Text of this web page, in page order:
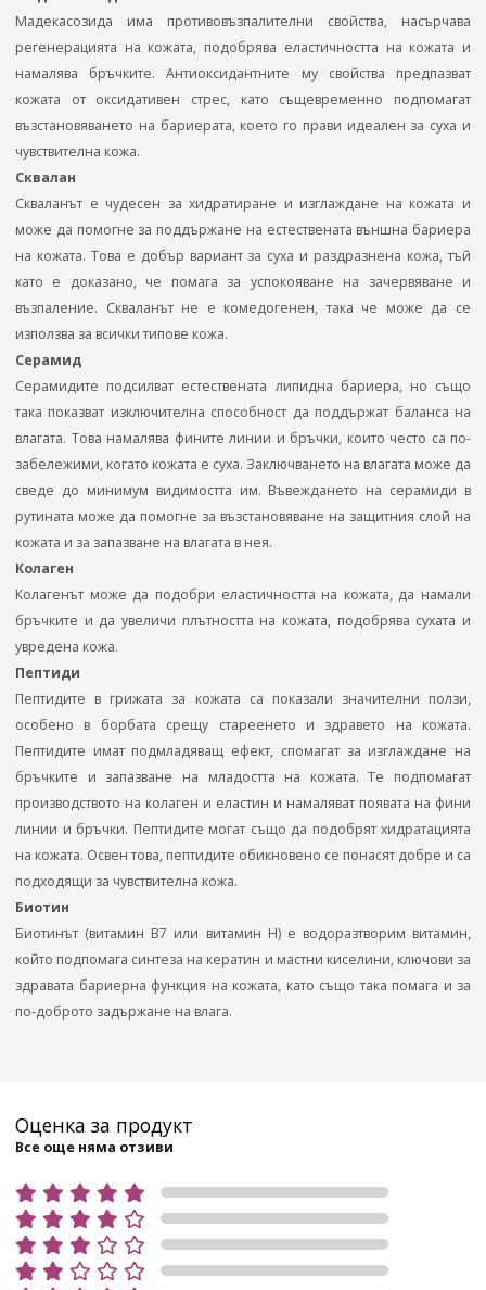
Мадекасозида има противовъзпалителни свойства, насърчава
регенерацията на кожата, подобрява еластичността на кожата и
намалява бръчките. Антиоксидантните му свойства предпазват
кожата от оксидативен стрес, като същевременно подпомагат
възстановяването на бариерата, което го прави идеален за суха и
чувствителна кожа.
Сквалан
Скваланът е чудесен за хидратиране и изглаждане на кожата и
може да помогне за поддържане на естествената външна бариера
на кожата. Това е добър вариант за суха и раздразнена кожа, тъй
като е доказано, че помага за успокояване на зачервяване и
възпаление. Скваланът не е комедогенен, така че може да се
използва за всички типове кожа.
Серамид
Серамидите подсилват естествената липидна бариера, но също
така показват изключителна способност да поддържат баланса на
влагата. Това намалява фините линии и бръчки, които често са по-
забележими, когато кожата е суха. Заключването на влагата може да
сведе до минимум видимостта им. Въвеждането на серамиди в
рутината може да помогне за възстановяване на защитния слой на
кожата и за запазване на влагата в нея.
Колаген
Колагенът може да подобри еластичността на кожата, да намали
бръчките и да увеличи плътността на кожата, подобрява сухата и
увредена кожа.
Пептиди
Пептидите в грижата за кожата са показали значителни ползи,
особено в борбата срещу стареенето и здравето на кожата.
Пептидите имат подмладяващ ефект, спомагат за изглаждане на
бръчките и запазване на младостта на кожата. Те подпомагат
производството на колаген и еластин и намаляват появата на фини
линии и бръчки. Пептидите могат също да подобрят хидратацията
на кожата. Освен това, пептидите обикновено се понасят добре и са
подходящи за чувствителна кожа.
Биотин
Биотинът (витамин B7 или витамин H) е водоразтворим витамин,
който подпомага синтеза на кератин и мастни киселини, ключови за
здравата бариерна функция на кожата, като също така помага и за
по-доброто задържане на влага.
Оценка за продукт
Все още няма отзиви